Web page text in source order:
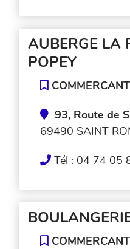
AUBERGE LA
POPEY
93, Route de
69490 SAINT
Tél : 04 74 05